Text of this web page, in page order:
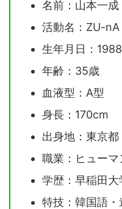
名前：山本一成
活動名：ZU-nA
生年月日：
年齢：35歳
血液型：A型
身長：170cm
出身地：東京都
職業：ヒュー
学歴：早稲田
特技：韓国語・